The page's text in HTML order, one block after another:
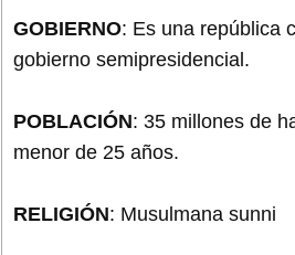
GOBIERNO: Es una república
gobierno semipresidencial.
POBLACIÓN: 35 millones de
menor de 25 años.
RELIGIÓN: Musulmana sunni